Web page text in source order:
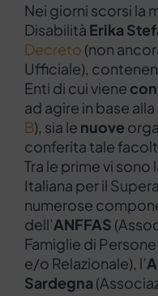
Nei giorni scorsi la
Disabilità Erika
Decreto (non
Ufficiale),
Enti di cui viene
ad agire in base
B), sia le nuove
conferita tale
Tra le prime vi sono
Italiana per il
numerose
dell’ANFFAS
Famiglie di
e/o Relazionale), l’
Sardegna